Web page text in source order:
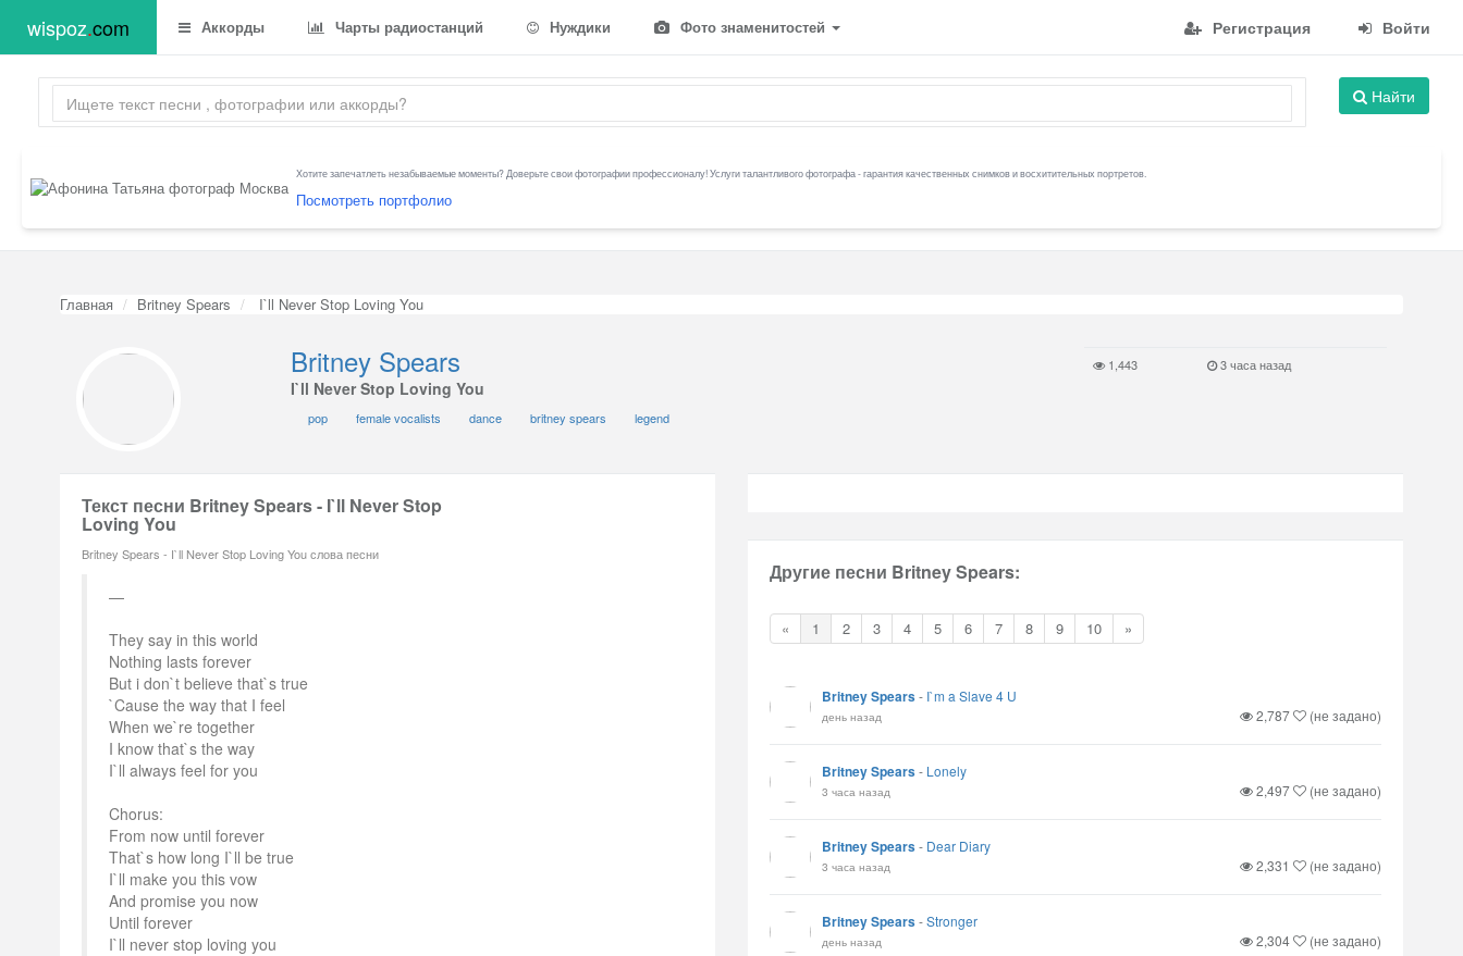
wispoz.com Аккорды Чарты радиостанций Нуждики Фото знаменитостей Регистрация Войти
Найти
Хотите запечатлеть незабываемые моменты? Доверьте свои фотографии профессионалу! Услуги талантливого фотографа - гарантия качественных снимков и восхитительных портретов.
Посмотреть портфолио
Главная Britney Spears I`ll Never Stop Loving You
Britney Spears
I`ll Never Stop Loving You
pop female vocalists dance britney spears legend
1,443 3 часа назад
Текст песни Britney Spears - I`ll Never Stop
Loving You
Britney Spears - I`ll Never Stop Loving You слова песни
They say in this world
Nothing lasts forever
But i don`t believe that`s true
`Cause the way that I feel
When we`re together
I know that`s the way
I`ll always feel for you
Chorus:
From now until forever
That`s how long I`ll be true
I`ll make you this vow
And promise you now
Until forever
I`ll never stop loving you
Другие песни Britney Spears:
« 1 2 3 4 5 6 7 8 9 10 »
Britney Spears- I`m a Slave 4 U
день назад 2,787 (не задано)
Britney Spears- Lonely
3 часа назад 2,497 (не задано)
Britney Spears- Dear Diary
3 часа назад 2,331 (не задано)
Britney Spears-Stronger
день назад 2,304 (не задано)